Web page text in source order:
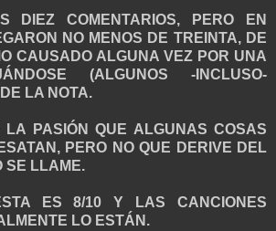
DIEZ COMENTARIOS, PERO EN
NO MENOS DE TREINTA, DE
CAUSADO ALGUNA VEZ POR UNA
(ALGUNOS -INCLUSO-
LA NOTA.
LA PASIÓN QUE ALGUNAS COSAS
PERO NO QUE DERIVE DEL
SE LLAME.
ES 8/10 Y LAS CANCIONES
LO ESTÁN.